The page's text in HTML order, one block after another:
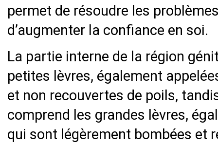
permet de résoudre les
d’augmenter la confiance en soi.
La partie interne de la région
petites lèvres, également
et non recouvertes de poils,
comprend les grandes lèvres,
qui sont légèrement bombées et